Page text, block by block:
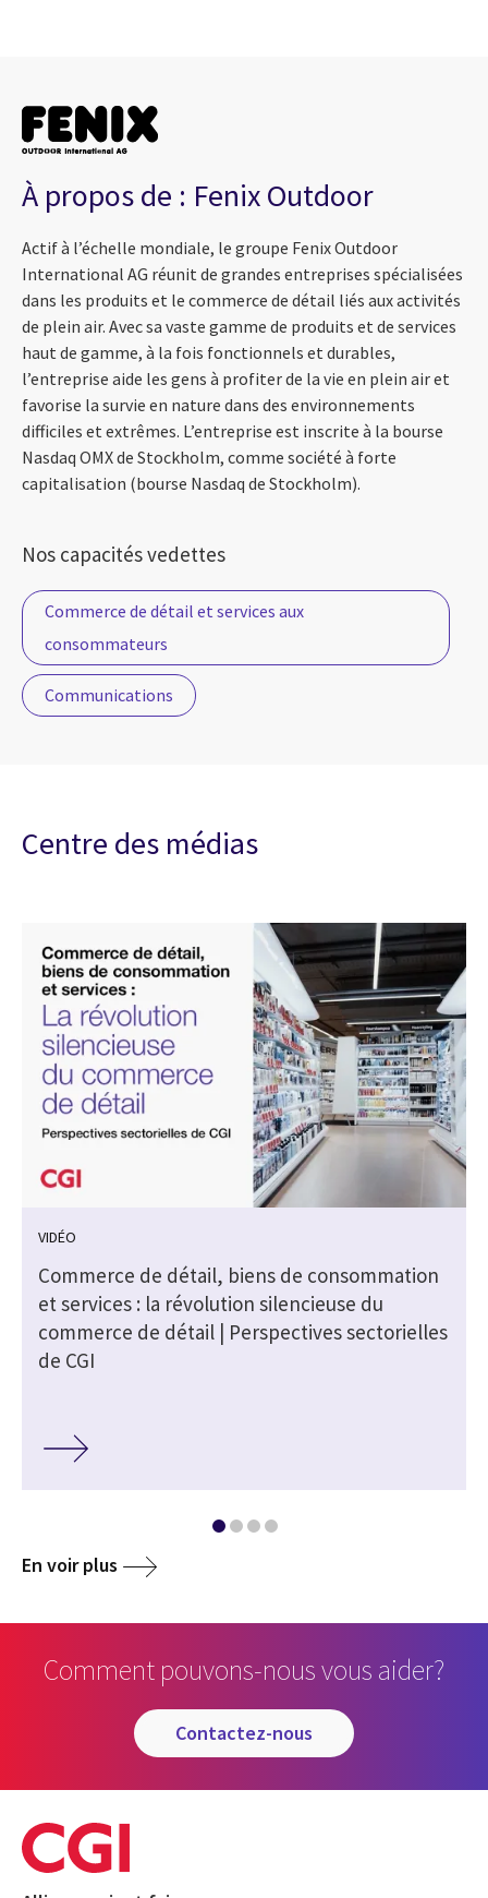
À propos de : Fenix Outdoor
Actif à l’échelle mondiale, le groupe Fenix Outdoor
International AG réunit de grandes entreprises spécialisées
dans les produits et le commerce de détail liés aux activités
de plein air. Avec sa vaste gamme de produits et de services
haut de gamme, à la fois fonctionnels et durables,
l’entreprise aide les gens à profiter de la vie en plein air et
favorise la survie en nature dans des environnements
difficiles et extrêmes. L’entreprise est inscrite à la bourse
Nasdaq OMX de Stockholm, comme société à forte
capitalisation (bourse Nasdaq de Stockholm).
Nos capacités vedettes
Commerce de détail et services aux
consommateurs
Communications
Centre des médias
VIDÉO
Commerce de détail, biens de consommation
et services : la révolution silencieuse du
commerce de détail | Perspectives sectorielles
de CGI
En voir plus
Comment pouvons-nous vous aider?
contactez-nous